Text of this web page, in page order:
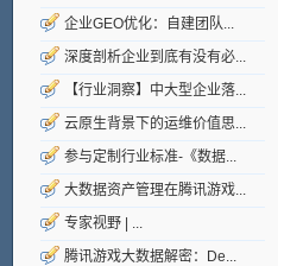
企业GEO优化：自建团队...
深度剖析企业到底有没有必...
【行业洞察】中大型企业落...
云原生背景下的运维价值思...
参与定制行业标准-《数据...
大数据资产管理在腾讯游戏...
专家视野 | ...
腾讯游戏大数据解密：De...